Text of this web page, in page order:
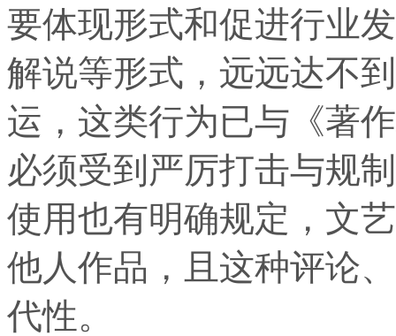
要体现形式和促进行业
解说等形式，远远达不
运，这类行为已与《著
必须受到严厉打击与规
使用也有明确规定，文
他人作品，且这种评论
代性。